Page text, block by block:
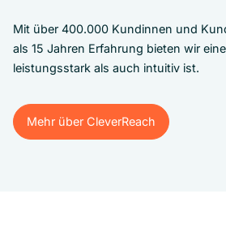
Mit über 400.000 Kundinnen und
als 15 Jahren Erfahrung bieten wir
leistungsstark als auch intuitiv ist.
Mehr über CleverReach
Mehr über CleverReach